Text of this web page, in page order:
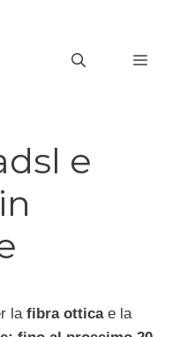
e
la fibra ottica e la